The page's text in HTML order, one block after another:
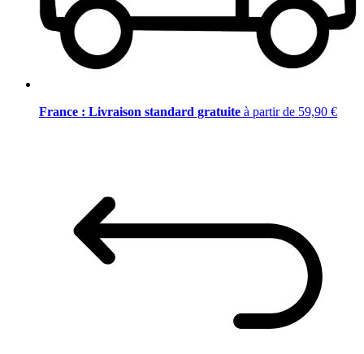
France : Livraison standard gratuite à partir de 59,90 €